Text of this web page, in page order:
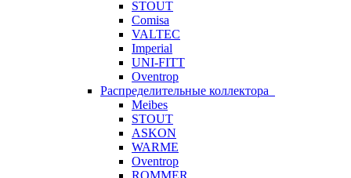
STOUT
Comisa
VALTEC
Imperial
UNI-FITT
Oventrop
Распределительные коллектора
Meibes
STOUT
ASKON
WARME
Oventrop
ROMMER